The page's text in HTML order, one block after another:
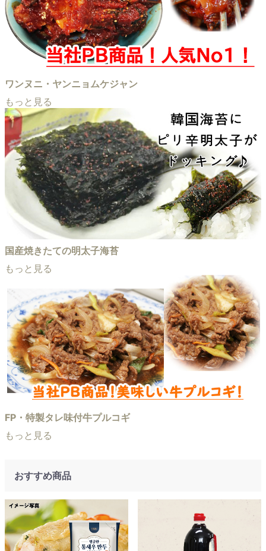
ワンヌニ・ヤンニョムケジャン
もっと見る
国産焼きたての明太子海苔
もっと見る
FP・特製タレ味付牛プルコギ
もっと見る
おすすめ商品